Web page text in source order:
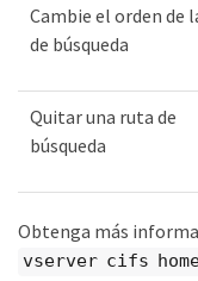
Cambie el orden de
de búsqueda
Quitar una ruta de
búsqueda
Obtenga más
vserver cifs